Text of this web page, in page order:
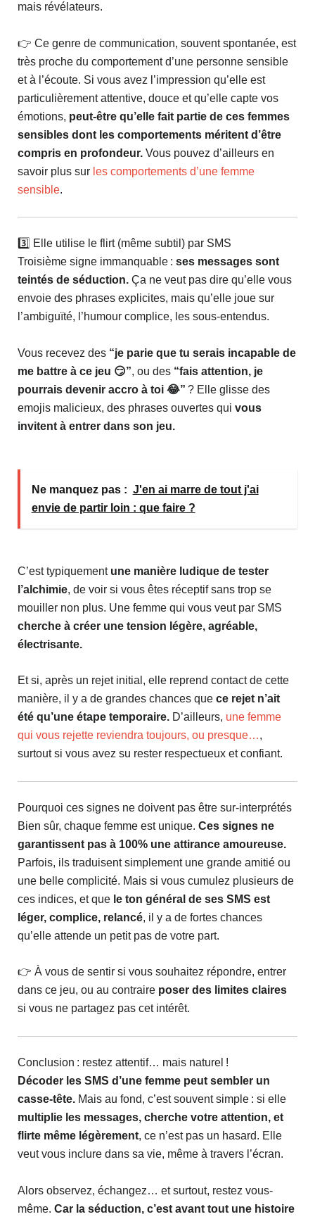
mais révélateurs.
👉 Ce genre de communication, souvent spontanée, est
très proche du comportement d’une personne sensible
et à l’écoute. Si vous avez l’impression qu’elle est
particulièrement attentive, douce et qu’elle capte vos
émotions, peut-être qu’elle fait partie de ces femmes
sensibles dont les comportements méritent d’être
compris en profondeur.Vous pouvez d’ailleurs en
savoir plus sur les comportements d’une femme
sensible.
3️⃣ Elle utilise le flirt (même subtil) par SMS
Troisième signe immanquable : ses messages sont
teintés de séduction.Ça ne veut pas dire qu’elle vous
envoie des phrases explicites, mais qu’elle joue sur
l’ambiguïté, l’humour complice, les sous-entendus.
Vous recevez des “je parie que tu serais incapable de
me battre à ce jeu 😏”, ou des “fais attention, je
pourrais devenir accro à toi 😂” ? Elle glisse des
emojis malicieux, des phrases ouvertes qui vous
invitent à entrer dans son jeu.
Ne manquez pas : J'en ai marre de tout j'ai
envie de partir loin : que faire ?
C’est typiquement une manière ludique de tester
l’alchimie, de voir si vous êtes réceptif sans trop se
mouiller non plus. Une femme qui vous veut par SMS
cherche à créer une tension légère, agréable,
électrisante.
Et si, après un rejet initial, elle reprend contact de cette
manière, il y a de grandes chances que ce rejet n’ait
été qu’une étape temporaire.D’ailleurs, une femme
qui vous rejette reviendra toujours, ou presque…,
surtout si vous avez su rester respectueux et confiant.
Pourquoi ces signes ne doivent pas être sur-interprétés
Bien sûr, chaque femme est unique. Ces signes ne
garantissent pas à 100% une attirance amoureuse.
Parfois, ils traduisent simplement une grande amitié ou
une belle complicité. Mais si vous cumulez plusieurs de
ces indices, et que le ton général de ses SMS est
léger, complice, relancé, il y a de fortes chances
qu’elle attende un petit pas de votre part.
👉 À vous de sentir si vous souhaitez répondre, entrer
dans ce jeu, ou au contraire poser des limites claires
si vous ne partagez pas cet intérêt.
Conclusion : restez attentif… mais naturel !
Décoder les SMS d’une femme peut sembler un
casse-tête.Mais au fond, c’est souvent simple : si elle
multiplie les messages, cherche votre attention, et
flirte même légèrement, ce n’est pas un hasard. Elle
veut vous inclure dans sa vie, même à travers l’écran.
Alors observez, échangez… et surtout, restez vous-
même. Car la séduction, c’est avant tout une histoire